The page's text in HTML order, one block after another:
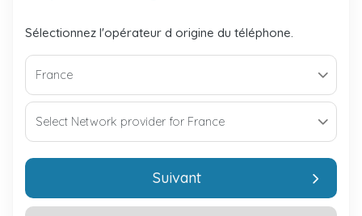
Sélectionnez l'opérateur d origine du téléphone.
Suivant